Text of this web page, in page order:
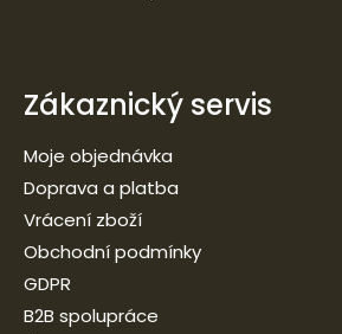
Zákaznický servis
Moje objednávka
Doprava a platba
Vrácení zboží
Obchodní podmínky
GDPR
B2B spolupráce